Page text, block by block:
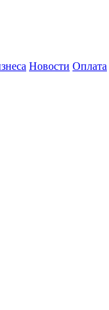
Новости Оплата